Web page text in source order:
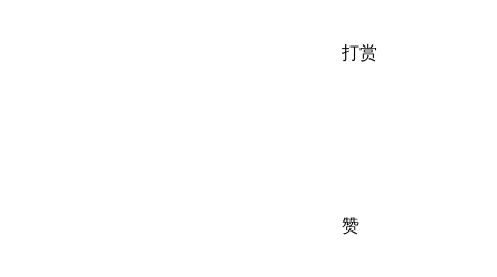
打赏
赞